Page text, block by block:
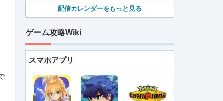
配信カレンダーをもっと見る
ゲーム攻略Wiki
スマホアプリ